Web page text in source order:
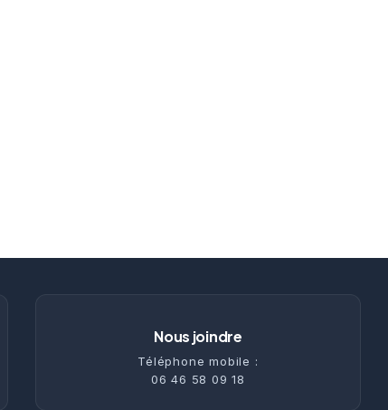
Nous joindre
Téléphone mobile :
06 46 58 09 18